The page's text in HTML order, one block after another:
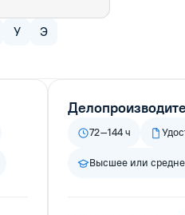
У
Э
72–144 ч
Высшее или